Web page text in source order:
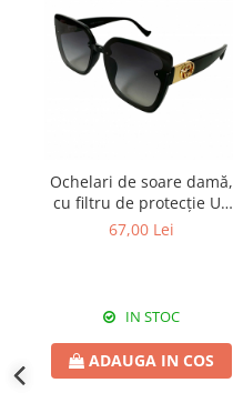
Ochelari de soare damă,
cu filtru de protecție UV
400, cu toc cadou, OSD52
67,00 Lei
IN STOC
ADAUGA IN COS